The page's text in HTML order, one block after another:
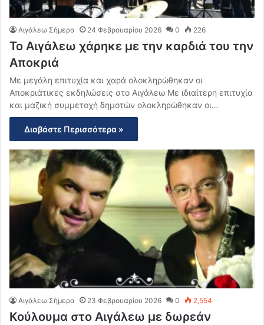
Αιγάλεω Σήμερα 24 Φεβρουαρίου 2026 0 226
Το Αιγάλεω χάρηκε με την καρδιά του την
Αποκριά
Με μεγάλη επιτυχία και χαρά ολοκληρώθηκαν οι
Αποκριάτικες εκδηλώσεις στο Αιγάλεω Με ιδιαίτερη επιτυχία
και μαζική συμμετοχή δημοτών ολοκληρώθηκαν οι…
Διαβάστε Περισσότερα »
Αιγάλεω Σήμερα 23 Φεβρουαρίου 2026 0 2,554
Κούλουμα στο Αιγάλεω με δωρεάν